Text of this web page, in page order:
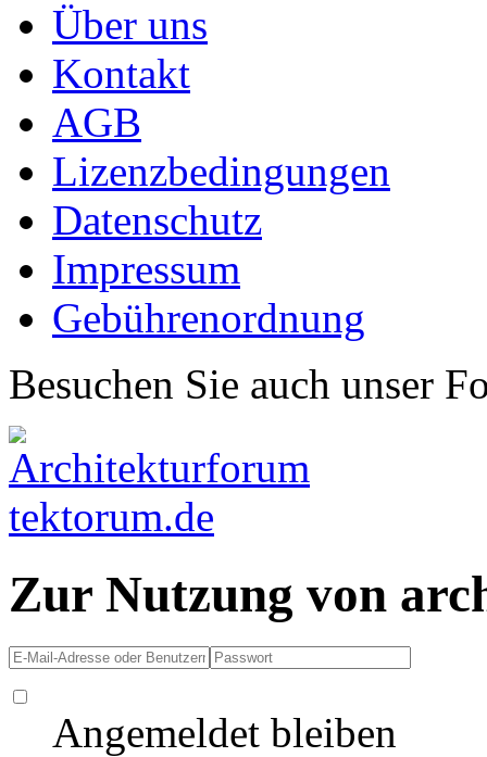
Über uns
Kontakt
AGB
Lizenzbedingungen
Datenschutz
Impressum
Gebührenordnung
Besuchen Sie auch unser
Zur Nutzung von
Angemeldet bleiben